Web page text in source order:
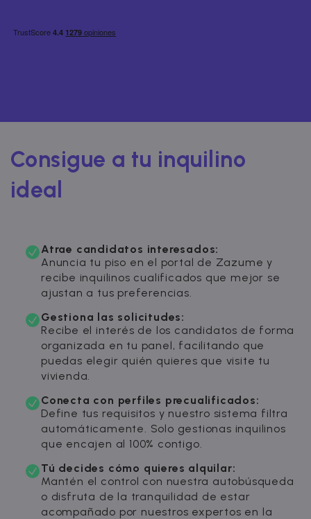
Consigue a tu inquilino
ideal
Atrae candidatos interesados:
Anuncia tu piso en el portal de Zazume y
recibe inquilinos cualificados que mejor se
ajustan a tus preferencias.
Gestiona las solicitudes:
Recibe el interés de los candidatos de forma
organizada en tu panel, facilitando que
puedas elegir quién quieres que visite tu
vivienda.
Conecta con perfiles precualificados:
Define tus requisitos y nuestro sistema filtra
automáticamente. Solo gestionas inquilinos
que encajen al 100% contigo.
Tú decides cómo quieres alquilar:
Mantén el control con nuestra autobúsqueda
o disfruta de la tranquilidad de estar
acompañado por nuestros expertos en la